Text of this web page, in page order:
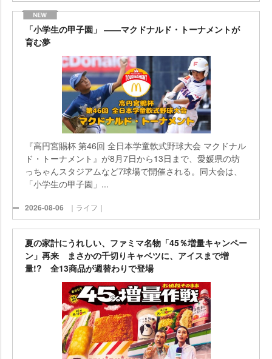
「小学生の甲子園」 ――マクドナルド・トーナメントが
育む夢
『高円宮賜杯 第46回 全日本学童軟式野球大会 マクドナル
ド・トーナメント』が8月7日から13日まで、愛媛県の坊
っちゃんスタジアムなど7球場で開催される。同大会は、
「小学生の甲子園」...
2026-08-06 ｜ライフ｜
夏の家計にうれしい、ファミマ名物「45％増量キャンペー
ン」再来 まさかの千切りキャベツに、アイスまで増
量!? 全13商品が週替わりで登場